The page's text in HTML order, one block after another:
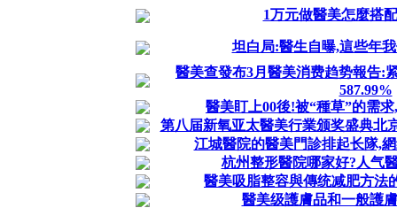
1万元做醫美怎麼搭
坦白局:醫生自曝,這些年
醫美查發布3月醫美消费趋势報告:
587.99%
醫美盯上00後!被“種草”的需
第八届新氧亚太醫美行業颁奖盛典北
江城醫院的醫美門診排起长隊,
杭州整形醫院哪家好?人气
醫美吸脂整容與傳统减肥方法
醫美级護膚品和一般護